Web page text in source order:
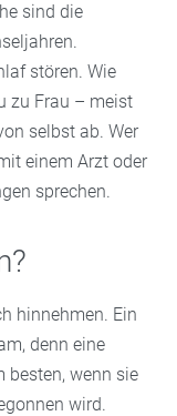
sind die
stören. Wie
zu Frau – meist
selbst ab. Wer
einem Arzt oder
sprechen.
hinnehmen. Ein
denn eine
besten, wenn sie
wird.